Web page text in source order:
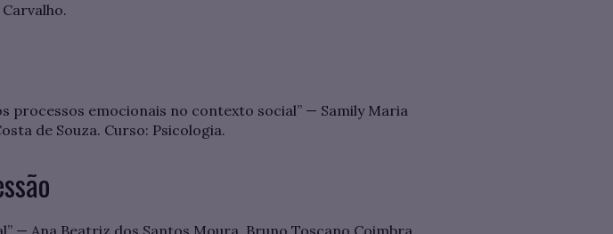
processos emocionais no contexto social” — Samily Maria
de Souza. Curso: Psicologia.
— Ana Beatriz dos Santos Moura, Bruno Toscano Coimbra